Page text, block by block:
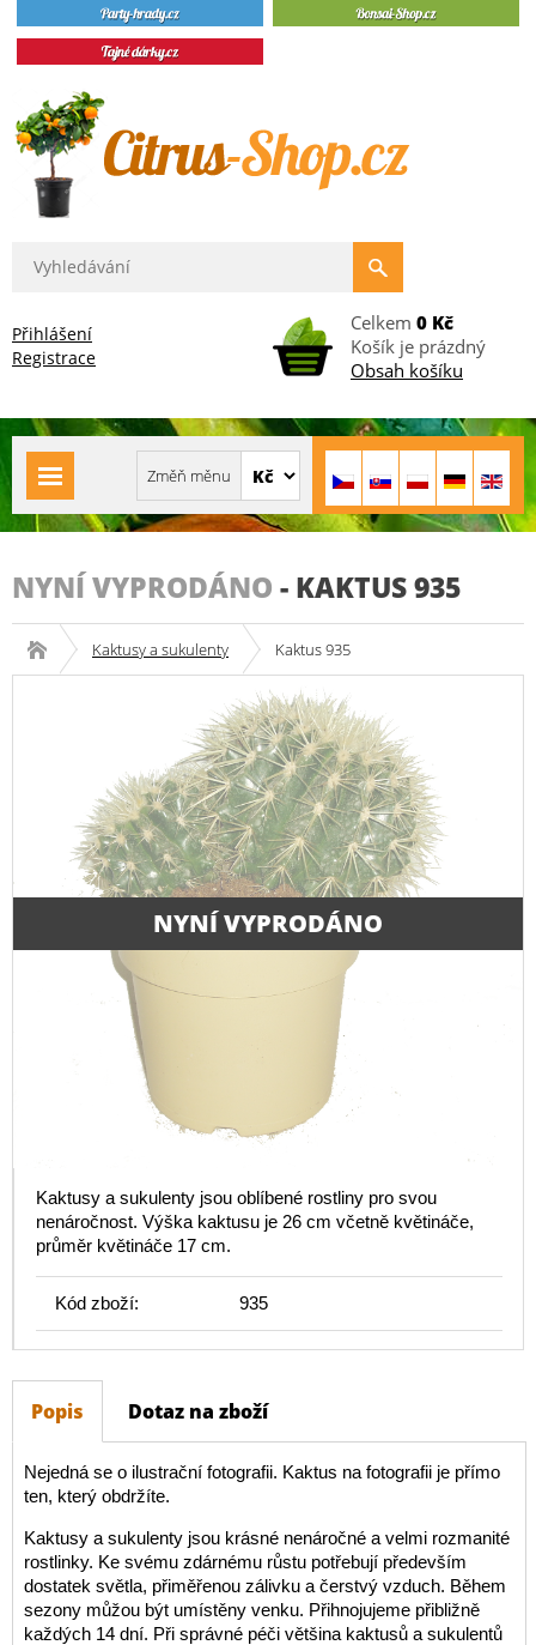
Přihlášení
Registrace
Celkem 0 Kč
Košík je prázdný
Obsah košíku
NYNÍ VYPRODÁNO - KAKTUS 935
Kaktusy a sukulenty Kaktus 935
NYNÍ VYPRODÁNO
Kaktusy a sukulenty jsou oblíbené rostliny pro svou
nenáročnost. Výška kaktusu je 26 cm včetně květináče,
průměr květináče 17 cm.
Kód zboží: 935
Popis Dotaz na zboží
Nejedná se o ilustrační fotografii. Kaktus na fotografii je přímo
ten, který obdržíte.
Kaktusy a sukulenty jsou krásné nenáročné a velmi rozmanité
rostlinky. Ke svému zdárnému růstu potřebují především
dostatek světla, přiměřenou zálivku a čerstvý vzduch. Během
sezony můžou být umístěny venku. Přihnojujeme přibližně
každých 14 dní. Při správné péči většina kaktusů a sukulentů